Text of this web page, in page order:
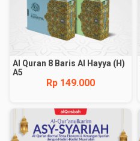
Al Quran 8 Baris Al Hayya (H)
A5
Rp 149.000